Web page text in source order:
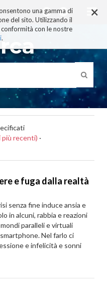
×
una gamma di
del sito. Utilizzando il
con le nostre
.
più recenti) ·
e fuga dalla realtà
senza fine induce ansia e
in alcuni, rabbia e reazioni
paralleli e virtuali
Nel farlo ci
e infelicità e sonni